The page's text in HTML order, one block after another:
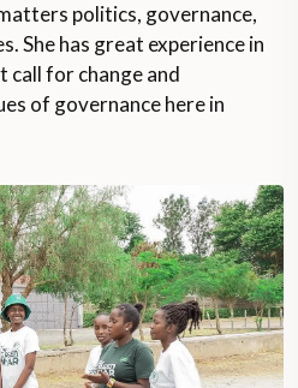
politics, governance,
She has great experience in
call for change and
of governance here in